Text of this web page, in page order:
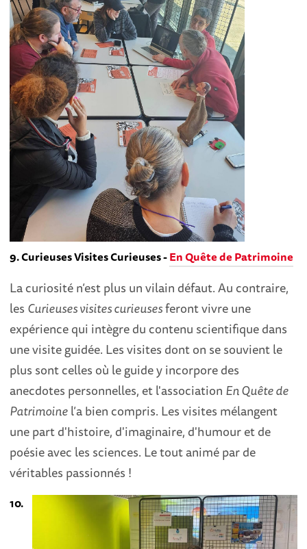
9.Curieuses Visites Curieuses-En Quête de Patrimoine
La curiosité n’est plus un vilain défaut. Au contraire,
les Curieuses visites curieusesferont vivre une
expérience qui intègre du contenu scientifique dans
une visite guidée. Les visites dont on se souvient le
plus sont celles où le guide y incorpore des
anecdotes personnelles, et l'association En Quête de
Patrimoinel’a bien compris. Les visites mélangent
une part d'histoire, d'imaginaire, d'humour et de
poésie avec les sciences. Le tout animé par de
véritables passionnés !
10.